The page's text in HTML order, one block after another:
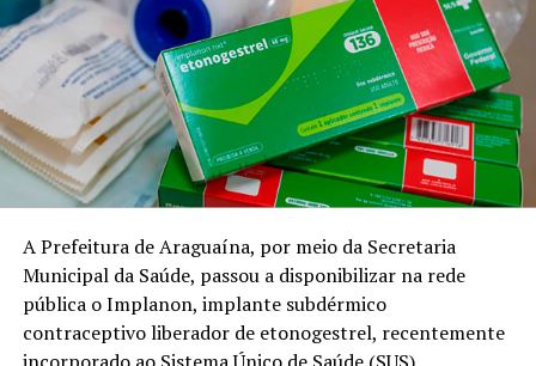
A Prefeitura de Araguaína, por meio da Secretaria
Municipal da Saúde, passou a disponibilizar na rede
pública o Implanon, implante subdérmico
contraceptivo liberador de etonogestrel, recentemente